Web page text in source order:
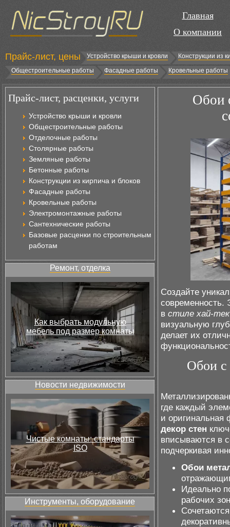
Главная
О компании
Прайс-лист, цены Устройство крыши и кровли
Конструкции из
Общестроительные работы
Фасадные работы Кровельные работы
Прайс-лист, расценки, услуги
Устройство крыши и кровли
Общестроительные работы
Отделочные работы
Столярные работы
Земляные работы
Бетонные работы
Конструкции из кирпича и блоков
Фасадные работы
Кровельные работы
Электромонтажные работы
Сантехнические работы
Базовые расценки по строительным
работам
Ремонт, отделка
Как выбрать модульную
мебель под размер комнаты
Новости недвижимости
Чистые комнаты: стандарты
ISO
Инструменты, оборудование
Обои
Создайте
в стиле хай-тек
визуальную
делает их
Обои с
где каждый
и оригинальная
декор стен
вписываются в
подчеркивая
Обои
Идеально
рабочих